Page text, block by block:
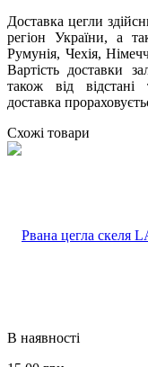
Доставка цегли
регіон України, а
Румунія, Чехія,
Вартість доставки
також від
доставка
Схожі товари
В наявності